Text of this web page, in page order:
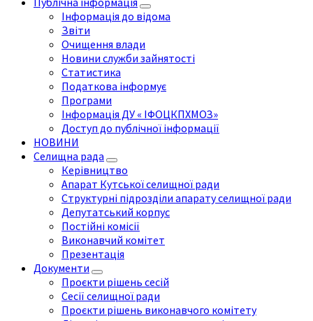
Інформація до відома
Звіти
Очищення влади
Новини служби зайнятості
Статистика
Податкова інформує
Програми
Інформація ДУ « ІФОЦКПХМОЗ»
Доступ до публічної інформації
НОВИНИ
Селищна рада
Керівництво
Апарат Кутської селищної ради
Структурні підрозділи апарату селищної ради
Депутатський корпус
Постійні комісії
Виконавчий комітет
Презентація
Документи
Проєкти рішень сесій
Сесії селищної ради
Проєкти рішень виконавчого комітету